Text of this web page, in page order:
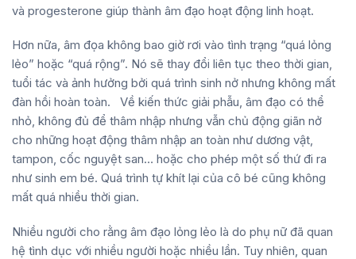
và progesterone giúp thành âm đạo hoạt động linh hoạt.
Hơn nữa, âm đọa không bao giờ rơi vào tình trạng “quá lỏng
lẻo” hoặc “quá rộng”. Nó sẽ thay đổi liên tục theo thời gian,
tuổi tác và ảnh hưởng bởi quá trình sinh nở nhưng không mất
đàn hồi hoàn toàn. Về kiến thức giải phẫu, âm đạo có thể
nhỏ, không đủ để thâm nhập nhưng vẫn chủ động giãn nở
cho những hoạt động thâm nhập an toàn như dương vật,
tampon, cốc nguyệt san… hoặc cho phép một số thứ đi ra
như sinh em bé. Quá trình tự khít lại của cô bé cũng không
mất quá nhiều thời gian.
Nhiều người cho rằng âm đạo lỏng lẻo là do phụ nữ đã quan
hệ tình dục với nhiều người hoặc nhiều lần. Tuy nhiên, quan